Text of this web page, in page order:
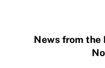
News from the